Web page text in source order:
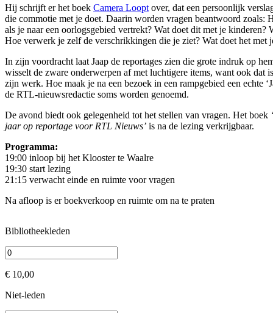
Hij schrijft er het boek Camera Loopt over, dat een persoonlijk
die commotie met je doet. Daarin worden vragen beantwoord zoals:
als je naar een oorlogsgebied vertrekt? Wat doet dit met je kinderen?
Hoe verwerk je zelf de verschrikkingen die je ziet? Wat doet het met
In zijn voordracht laat Jaap de reportages zien die grote indruk op
wisselt de zware onderwerpen af met luchtigere items, want ook dat
zijn werk. Hoe maak je na een bezoek in een rampgebied een echte
de RTL-nieuwsredactie soms worden genoemd.
De avond biedt ook gelegenheid tot het stellen van vragen. Het boek
jaar op reportage voor RTL Nieuws’ is na de lezing verkrijgbaar.
Programma:
19:00 inloop bij het Klooster te Waalre
19:30 start lezing
21:15 verwacht einde en ruimte voor vragen
Na afloop is er boekverkoop en ruimte om na te praten
Bibliotheekleden
€ 10,00
Niet-leden